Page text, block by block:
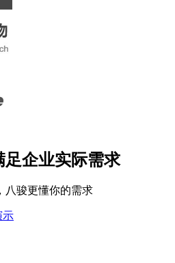
企业实际需求
八骏更懂你的需求
示